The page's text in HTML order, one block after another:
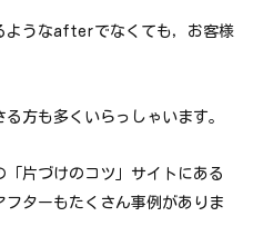
ようなafterでなくても，お客様
方も多くいらっしゃいます。
片づけのコツ」サイトにある
ターもたくさん事例がありま